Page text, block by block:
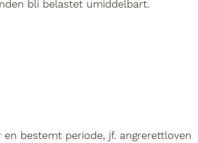
bli belastet umiddelbart.
bestemt periode, jf. angrerettloven